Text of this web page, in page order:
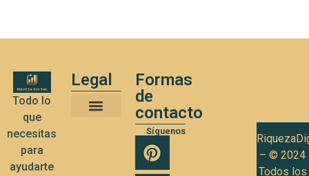
Todo lo
que
necesitas
para
ayudarte
Legal
Formas
de
contacto
Síguenos
– © 2024
Todos los